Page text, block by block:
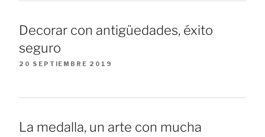
Decorar con antigüedades, éxito
seguro
20 SEPTIEMBRE 2019
La medalla, un arte con mucha